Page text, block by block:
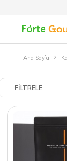
Ana Sayfa
FILTRELE